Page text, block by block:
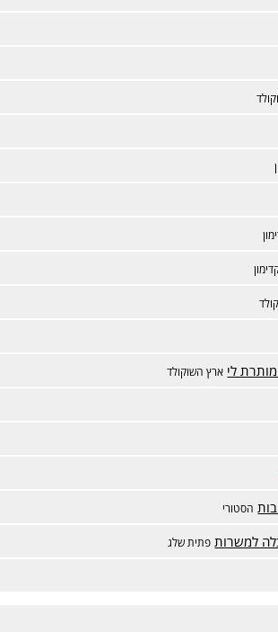
לי ארץ השוקולד
הסטורי
למשרות פתית שלג